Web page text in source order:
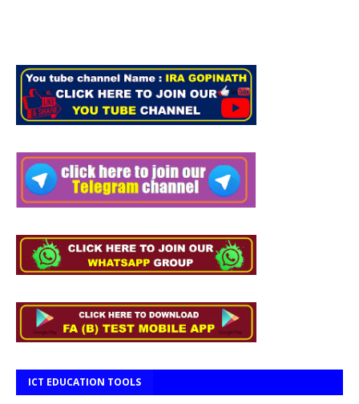
ICT EDUCATION TOOLS